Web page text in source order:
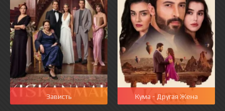
Зависть Кума - Другая Жена